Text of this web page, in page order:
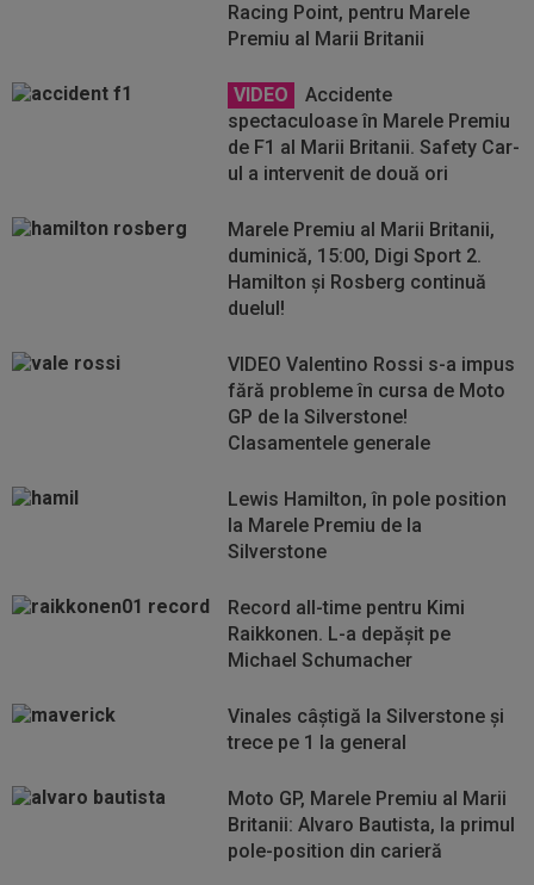
Racing Point, pentru Marele
Premiu al Marii Britanii
VIDEO
Accidente
spectaculoase în Marele Premiu
de F1 al Marii Britanii. Safety Car-
ul a intervenit de două ori
Marele Premiu al Marii Britanii,
duminică, 15:00, Digi Sport 2.
Hamilton și Rosberg continuă
duelul!
VIDEO Valentino Rossi s-a impus
fără probleme în cursa de Moto
GP de la Silverstone!
Clasamentele generale
Lewis Hamilton, în pole position
la Marele Premiu de la
Silverstone
Record all-time pentru Kimi
Raikkonen. L-a depășit pe
Michael Schumacher
Vinales câștigă la Silverstone și
trece pe 1 la general
Moto GP, Marele Premiu al Marii
Britanii: Alvaro Bautista, la primul
pole-position din carieră